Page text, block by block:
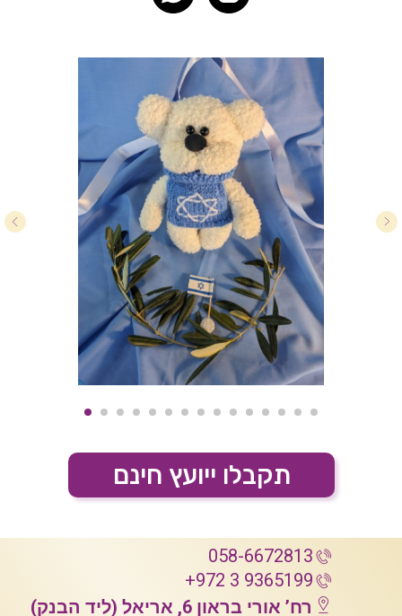
תקבלו ייועץ חינם
058-6672813
+972 3 9365199
רח’ אורי בראון 6, אריאל (ליד הבנק)